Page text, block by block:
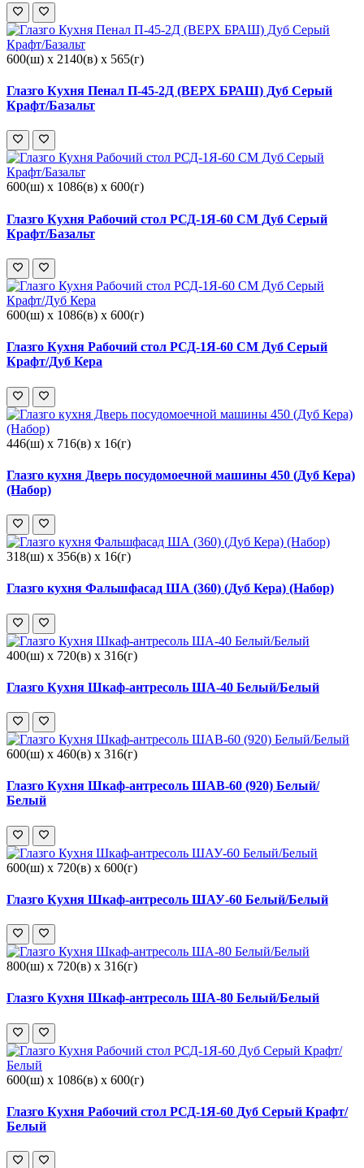
600(ш) x 2140(в) x 565(г)
Глазго Кухня Пенал П-45-2Д (ВЕРХ БРАШ) Дуб Серый
Крафт/Базальт
600(ш) x 1086(в) x 600(г)
Глазго Кухня Рабочий стол РСД-1Я-60 СМ Дуб Серый
Крафт/Базальт
600(ш) x 1086(в) x 600(г)
Глазго Кухня Рабочий стол РСД-1Я-60 СМ Дуб Серый
Крафт/Дуб Кера
446(ш) x 716(в) x 16(г)
Глазго кухня Дверь посудомоечной машины 450 (Дуб Кера)
(Набор)
318(ш) x 356(в) x 16(г)
Глазго кухня Фальшфасад ША (360) (Дуб Кера) (Набор)
400(ш) x 720(в) x 316(г)
Глазго Кухня Шкаф-антресоль ША-40 Белый/Белый
600(ш) x 460(в) x 316(г)
Глазго Кухня Шкаф-антресоль ШАВ-60 (920) Белый/
Белый
600(ш) x 720(в) x 600(г)
Глазго Кухня Шкаф-антресоль ШАУ-60 Белый/Белый
800(ш) x 720(в) x 316(г)
Глазго Кухня Шкаф-антресоль ША-80 Белый/Белый
600(ш) x 1086(в) x 600(г)
Глазго Кухня Рабочий стол РСД-1Я-60 Дуб Серый Крафт/
Белый